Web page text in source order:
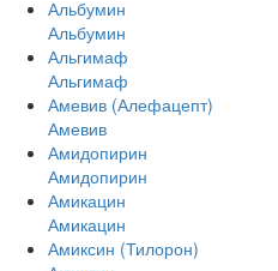
Альбумин
Альбумин
Альгимаф
Альгимаф
Амевив (Алефацепт)
Амевив
Амидопирин
Амидопирин
Амикацин
Амикацин
Амиксин (Тилорон)